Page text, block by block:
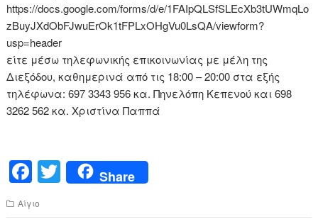
https://docs.google.com/forms/d/e/1FAIpQLSfSLEcXb3tUWmqLo
zBuyJXdObFJwuErOk1tFPLxOHgVu0LsQA/viewform?
usp=header
είτε μέσω τηλεφωνικής επικοινωνίας με μέλη της
Διεξόδου, καθημερινά από τις 18:00 – 20:00 στα εξής
τηλέφωνα: 697 3343 956 κα. Πηνελόπη Κεπενού και 698
3262 562 κα. Χριστίνα Παππά
F
a
c
T
wi
tt
Share
Αίγιο